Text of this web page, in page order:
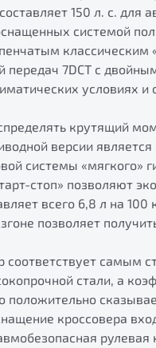
150 л. с. для
системой
передач 7DCT с
условиях и
крутящий
версии является
системы «мягкого»
стоп» позволяют
всего 6,8 л на
позволяет
соответствует самым
стали, а
положительно
кроссовера